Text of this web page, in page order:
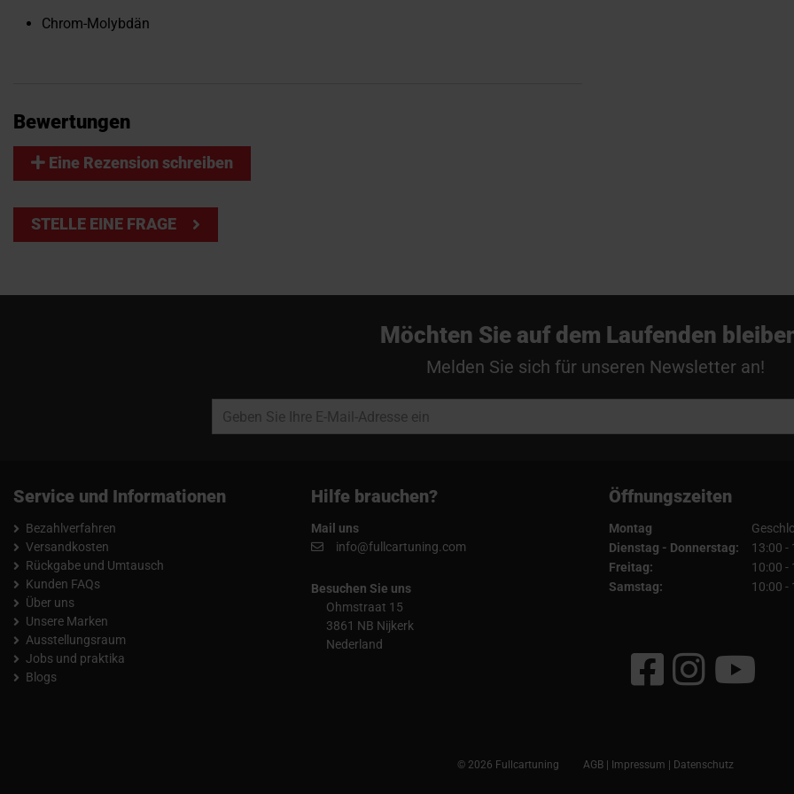
Chrom-Molybdän
Bewertungen
Eine Rezension schreiben
STELLE EINE FRAGE
Möchten Sie auf dem Laufenden
Melden Sie sich für unseren Newsletter an!
Hilfe brauchen?
Mail uns
info@fullcartuning.com
Besuchen Sie uns
Ohmstraat 15
3861 NB Nijkerk
Nederland
Service und Informationen
Bezahlverfahren
Versandkosten
Rückgabe und Umtausch
Kunden FAQs
Über uns
Unsere Marken
Ausstellungsraum
Jobs und praktika
Blogs
Öffnungszeiten
Montag
Dienstag - Donnerstag:
13:00 -
Freitag:
10:00 -
Samstag:
10:00 -
© 2026 Fullcartuning AGB Impressum Datenschutz